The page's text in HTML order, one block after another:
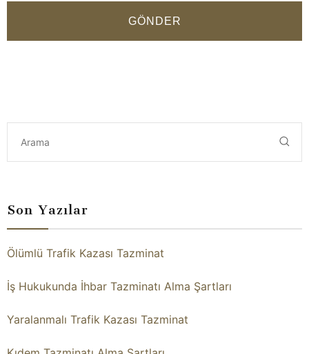
GÖNDER
Son Yazılar
Ölümlü Trafik Kazası Tazminat
İş Hukukunda İhbar Tazminatı Alma Şartları
Yaralanmalı Trafik Kazası Tazminat